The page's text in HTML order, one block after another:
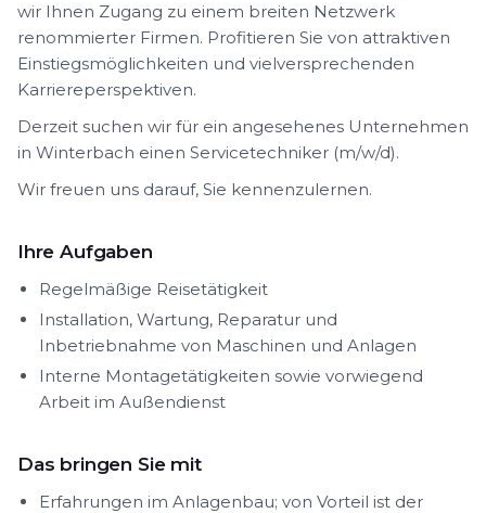
wir Ihnen Zugang zu einem breiten Netzwerk
renommierter Firmen. Profitieren Sie von attraktiven
Einstiegsmöglichkeiten und vielversprechenden
Karriereperspektiven.
Derzeit suchen wir für ein angesehenes Unternehmen
in Winterbach einen Servicetechniker (m/w/d).
Wir freuen uns darauf, Sie kennenzulernen.
Ihre Aufgaben
Regelmäßige Reisetätigkeit
Installation, Wartung, Reparatur und
Inbetriebnahme von Maschinen und Anlagen
Interne Montagetätigkeiten sowie vorwiegend
Arbeit im Außendienst
Das bringen Sie mit
Erfahrungen im Anlagenbau; von Vorteil ist der